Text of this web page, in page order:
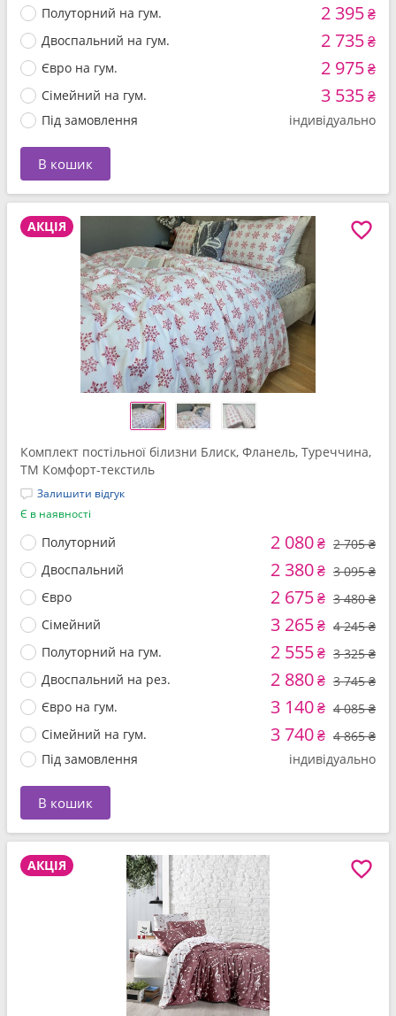
Полуторний на гум. 2 395₴
Двоспальний на гум. 2 735₴
Євро на гум. 2 975₴
Сімейний на гум. 3 535₴
Під замовлення індивідуально
В кошик
АКЦІЯ
Комплект постільної білизни Блиск, Фланель, Туреччина,
ТМ Комфорт-текстиль
Залишити відгук
Є в наявності
Полуторний 2 080₴ 2 705 ₴
Двоспальний
2 380₴ 3 095 ₴
Євро
2 675₴ 3 480 ₴
Сімейний
3 265₴ 4 245 ₴
Полуторний на гум.
2 555₴ 3 325 ₴
Двоспальний на рез.
2 880₴ 3 745 ₴
Євро на гум.
3 140₴ 4 085 ₴
Сімейний на гум.
3 740₴ 4 865 ₴
Під замовлення
індивідуально
В кошик
АКЦІЯ